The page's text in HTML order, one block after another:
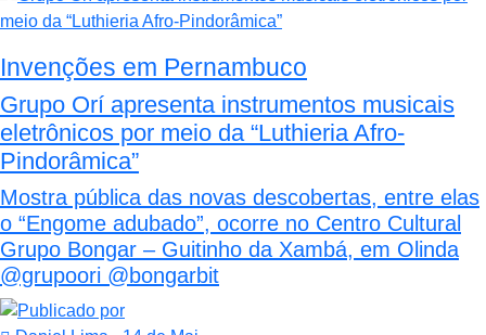
Invenções em Pernambuco
Grupo Orí apresenta instrumentos musicais
eletrônicos por meio da “Luthieria Afro-
Pindorâmica”
Mostra pública das novas descobertas, entre elas
o “Engome adubado”, ocorre no Centro Cultural
Grupo Bongar – Guitinho da Xambá, em Olinda
@grupoori @bongarbit